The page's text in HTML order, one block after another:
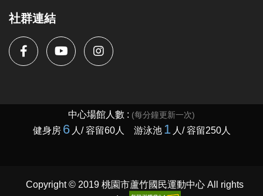
社群連結
Copyright © 2019 桃園市蘆竹國民運動中心 All rights